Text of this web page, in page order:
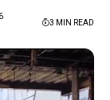
3 MIN READ